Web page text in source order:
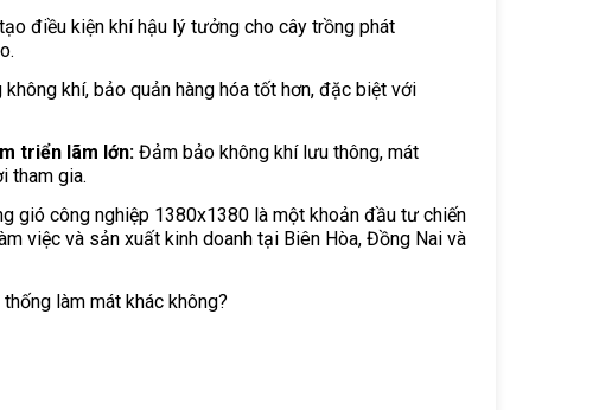
điều kiện khí hậu lý tưởng cho cây trồng phát
khí, bảo quản hàng hóa tốt hơn, đặc biệt với
triển lãm lớn:Đảm bảo không khí lưu thông, mát
tham gia.
gió công nghiệp 1380x1380 là một khoản đầu tư chiến
việc và sản xuất kinh doanh tại Biên Hòa, Đồng Nai và
làm mát khác không?